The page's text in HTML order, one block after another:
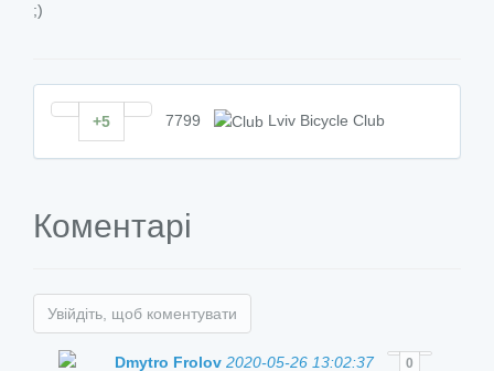
;)
+5 7799 Lviv Bicycle Club
Коментарі
Увійдіть, щоб коментувати
Dmytro Frolov 2020-05-26 13:02:37 0